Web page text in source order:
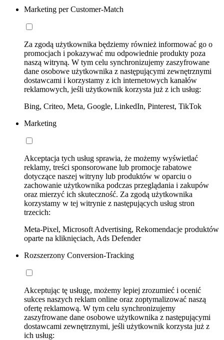
Marketing per Customer-Match
Za zgodą użytkownika będziemy również informować go o
promocjach i pokazywać mu odpowiednie produkty poza
naszą witryną. W tym celu synchronizujemy zaszyfrowane
dane osobowe użytkownika z następującymi zewnętrznymi
dostawcami i korzystamy z ich internetowych kanałów
reklamowych, jeśli użytkownik korzysta już z ich usług:
Bing, Criteo, Meta, Google, LinkedIn, Pinterest, TikTok
Marketing
Akceptacja tych usług sprawia, że możemy wyświetlać
reklamy, treści sponsorowane lub promocje rabatowe
dotyczące naszej witryny lub produktów w oparciu o
zachowanie użytkownika podczas przeglądania i zakupów
oraz mierzyć ich skuteczność. Za zgodą użytkownika
korzystamy w tej witrynie z następujących usług stron
trzecich:
Meta-Pixel, Microsoft Advertising, Rekomendacje produktów
oparte na kliknięciach, Ads Defender
Rozszerzony Conversion-Tracking
Akceptując tę usługę, możemy lepiej zrozumieć i ocenić
sukces naszych reklam online oraz zoptymalizować naszą
ofertę reklamową. W tym celu synchronizujemy
zaszyfrowane dane osobowe użytkownika z następującymi
dostawcami zewnętrznymi, jeśli użytkownik korzysta już z
ich usług: